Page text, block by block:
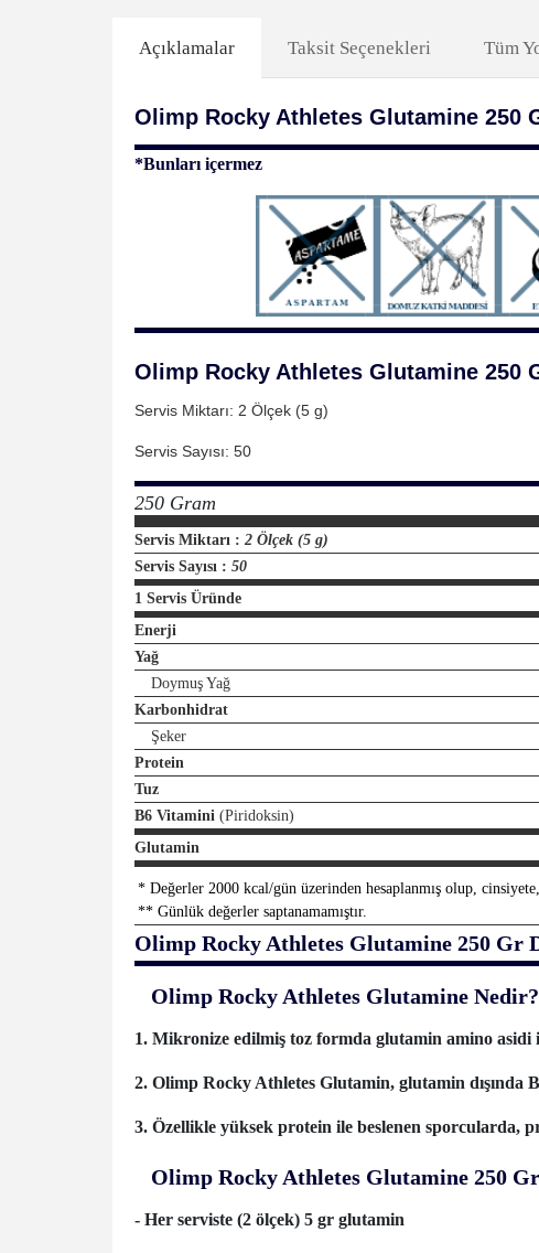
Açıklamalar Taksit Seçenekleri Tüm
Olimp Rocky Athletes Glutamine 250
*Bunları içermez
Olimp Rocky Athletes Glutamine 250
Servis Miktarı: 2 Ölçek (5 g)
Servis Sayısı: 50
250 Gram
Servis Miktarı : 2 Ölçek (5 g)
Servis Sayısı : 50
1 Servis Üründe
Enerji
Yağ
Doymuş Yağ
Karbonhidrat
Şeker
Protein
Tuz
B6 Vitamini (Piridoksin)
Glutamin
* Değerler 2000 kcal/gün üzerinden hesaplanmış olup,
** Günlük değerler saptanamamıştır.
Olimp Rocky Athletes Glutamine 250 Gr
Olimp Rocky Athletes Glutamine Nedir?
1. Mikronize edilmiş toz formda glutamin amino asidi
2. Olimp Rocky Athletes Glutamin, glutamin
3. Özellikle yüksek protein ile beslenen sporcularda,
Olimp Rocky Athletes Glutamine 250
- Her serviste (2 ölçek) 5 gr glutamin